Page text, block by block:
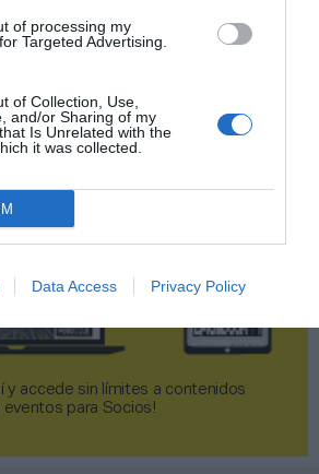
of processing my
Targeted Advertising.
of Collection, Use,
and/or Sharing of my
Is Unrelated with the
it was collected.
Data Access Privacy Policy
2P
y accede sin límites a contenidos
eventos para Socios!​​​​​​​